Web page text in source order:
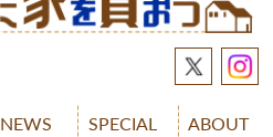
ファンクラブ
NEWS SPECIAL ABOUT